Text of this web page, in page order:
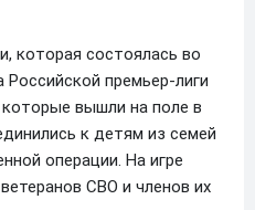
которая состоялась во
премьер-лиги
вышли на поле в
к детям из семей
операции. На игре
СВО и членов их